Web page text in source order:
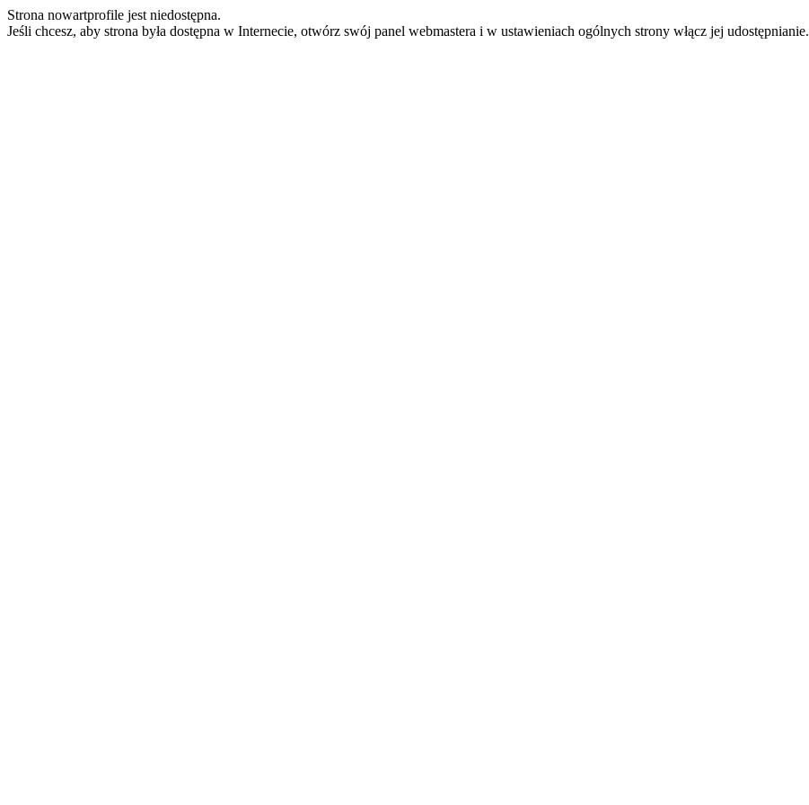
Strona nowartprofile jest niedostępna.
Jeśli chcesz, aby strona była dostępna w Internecie, otwórz swój panel webmastera i w ustawieniach ogólnych strony włącz jej udostępnianie.